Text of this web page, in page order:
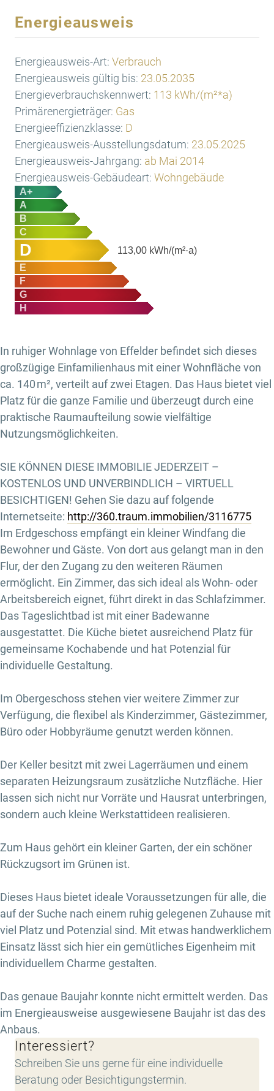
Energieausweis
Energieausweis-Art: Verbrauch
Energieausweis gültig bis: 23.05.2035
Energieverbrauchskennwert: 113 kWh/(m²*a)
Primärenergieträger: Gas
Energieeffizienzklasse: D
Energieausweis-Ausstellungsdatum: 23.05.2025
Energieausweis-Jahrgang: ab Mai 2014
Energieausweis-Gebäudeart: Wohngebäude
A+
A
B
C
D 113,00 kWh/(m²·a)
E
F
G
H
In ruhiger Wohnlage von Effelder befindet sich dieses
großzügige Einfamilienhaus mit einer Wohnfläche von
ca. 140 m², verteilt auf zwei Etagen. Das Haus bietet viel
Platz für die ganze Familie und überzeugt durch eine
praktische Raumaufteilung sowie vielfältige
Nutzungsmöglichkeiten.
SIE KÖNNEN DIESE IMMOBILIE JEDERZEIT –
KOSTENLOS UND UNVERBINDLICH – VIRTUELL
BESICHTIGEN! Gehen Sie dazu auf folgende
Internetseite: http://360.traum.immobilien/3116775
Im Erdgeschoss empfängt ein kleiner Windfang die
Bewohner und Gäste. Von dort aus gelangt man in den
Flur, der den Zugang zu den weiteren Räumen
ermöglicht. Ein Zimmer, das sich ideal als Wohn- oder
Arbeitsbereich eignet, führt direkt in das Schlafzimmer.
Das Tageslichtbad ist mit einer Badewanne
ausgestattet. Die Küche bietet ausreichend Platz für
gemeinsame Kochabende und hat Potenzial für
individuelle Gestaltung.
Im Obergeschoss stehen vier weitere Zimmer zur
Verfügung, die flexibel als Kinderzimmer, Gästezimmer,
Büro oder Hobbyräume genutzt werden können.
Der Keller besitzt mit zwei Lagerräumen und einem
separaten Heizungsraum zusätzliche Nutzfläche. Hier
lassen sich nicht nur Vorräte und Hausrat unterbringen,
sondern auch kleine Werkstattideen realisieren.
Zum Haus gehört ein kleiner Garten, der ein schöner
Rückzugsort im Grünen ist.
Dieses Haus bietet ideale Voraussetzungen für alle, die
auf der Suche nach einem ruhig gelegenen Zuhause mit
viel Platz und Potenzial sind. Mit etwas handwerklichem
Einsatz lässt sich hier ein gemütliches Eigenheim mit
individuellem Charme gestalten.
Das genaue Baujahr konnte nicht ermittelt werden. Das
im Energieausweise ausgewiesene Baujahr ist das des
Anbaus.
Interessiert?
Schreiben Sie uns gerne für eine individuelle
Beratung oder Besichtigungstermin.